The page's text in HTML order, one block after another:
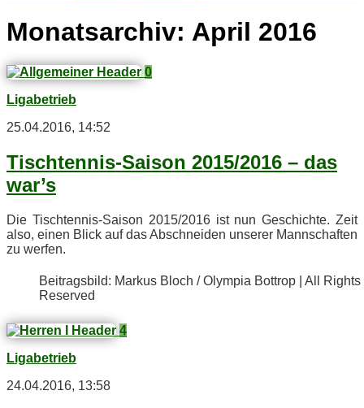
Monatsarchiv: April 2016
0
Ligabetrieb
25.04.2016, 14:52
Tisch­ten­nis-Sai­son 2015/2016 – das
war’s
Die Tisch­ten­nis-Sai­son 2015/2016 ist nun Ge­schich­te. Zeit
also, ei­nen Blick auf das Ab­schnei­den un­se­rer Mann­schaf­ten
zu werfen.
Bei­trags­bild: Mar­kus Bloch / Olym­pia Bot­trop | All Rights
Reserved
4
Ligabetrieb
24.04.2016, 13:58